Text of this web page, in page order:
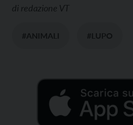
di redazione VT
#ANIMALI #LUPO